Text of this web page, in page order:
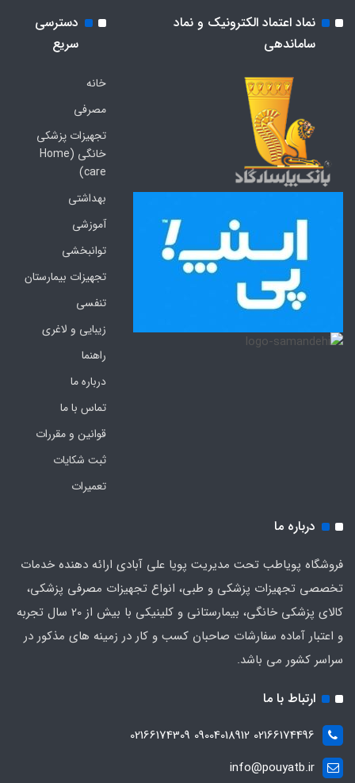
نماد اعتماد الکترونیک و نماد
ساماندهی
دسترسی
سریع
خانه
مصرفی
تجهیزات پزشکی
خانگی (Home
care)
بهداشتی
آموزشی
توانبخشی
تجهیزات بیمارستان
تنفسی
زیبایی و لاغری
راهنما
درباره ما
تماس با ما
قوانین و مقررات
ثبت شکایات
تعمیرات
درباره ما
فروشگاه پویاطب تحت مدیریت پویا علی آبادی ارائه دهنده خدمات
تخصصی تجهیزات پزشکی و طبی، انواع تجهیزات مصرفی پزشکی،
کالای پزشکی خانگی، بیمارستانی و کلینیکی با بیش از 20 سال تجربه
و اعتبار آماده سفارشات صاحبان کسب و کار در زمینه های مذکور در
سراسر کشور می باشد.
ارتباط با ما
02166174496 09004018912 02166174309
info@pouyatb.ir